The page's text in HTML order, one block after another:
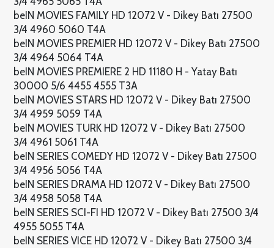
beIN MOVIES FAMILY HD 12072 V - Dikey Batı 27500
3/4 4960 5060 T4A
beIN MOVIES PREMIER HD 12072 V - Dikey Batı 27500
3/4 4964 5064 T4A
beIN MOVIES PREMIERE 2 HD 11180 H - Yatay Batı
30000 5/6 4455 4555 T3A
beIN MOVIES STARS HD 12072 V - Dikey Batı 27500
3/4 4959 5059 T4A
beIN MOVIES TURK HD 12072 V - Dikey Batı 27500
3/4 4961 5061 T4A
beIN SERIES COMEDY HD 12072 V - Dikey Batı 27500
3/4 4956 5056 T4A
beIN SERIES DRAMA HD 12072 V - Dikey Batı 27500
3/4 4958 5058 T4A
beIN SERIES SCI-FI HD 12072 V - Dikey Batı 27500 3/4
4955 5055 T4A
beIN SERIES VICE HD 12072 V - Dikey Batı 27500 3/4